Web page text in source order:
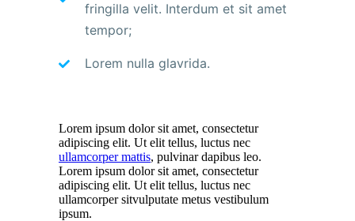
fringilla velit. Interdum et sit amet
tempor;
Lorem nulla glavrida.
Lorem ipsum dolor sit amet, consectetur
adipiscing elit. Ut elit tellus, luctus nec
ullamcorper mattis, pulvinar dapibus leo.
Lorem ipsum dolor sit amet, consectetur
adipiscing elit. Ut elit tellus, luctus nec
ullamcorper sitvulputate metus vestibulum
ipsum.